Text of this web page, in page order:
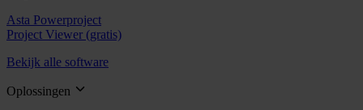
Asta Powerproject
Project Viewer (gratis)
Bekijk alle software
Oplossingen